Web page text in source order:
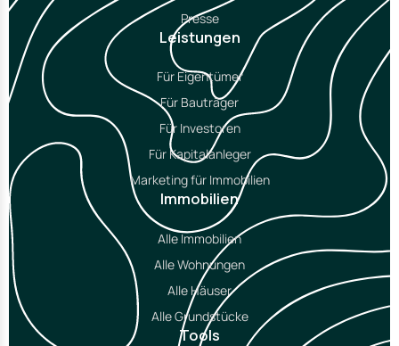
Presse
Leistungen
Für Eigentümer
Für Bauträger
Für Investoren
Für Kapitalanleger
Marketing für Immobilien
Immobilien
Alle Immobilien
Alle Wohnungen
Alle Häuser
Alle Grundstücke
Tools